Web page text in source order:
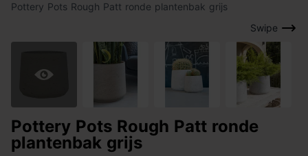
Swipe
Pottery Pots Rough Patt ronde plantenbak grijs
Pottery Pots Rough Patt ronde
plantenbak grijs